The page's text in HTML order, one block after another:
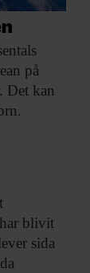
på
Det kan
blivit
sida